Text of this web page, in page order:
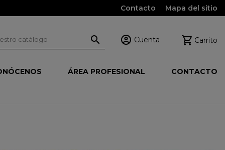
Contacto Mapa del sitio
  Cuenta  Carrito
ÁREA PROFESIONAL CONTACTO